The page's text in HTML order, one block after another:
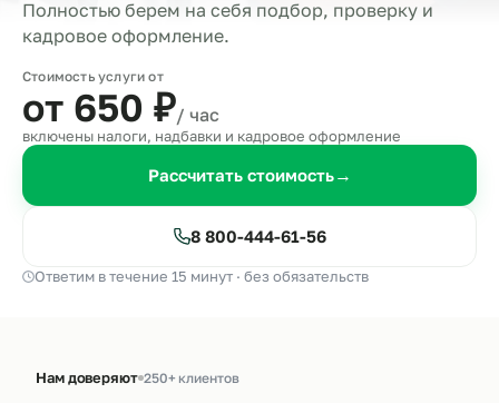
Полностью берем на себя подбор, проверку и
кадровое оформление.
Стоимость услуги от
от 650 ₽/ час
включены налоги, надбавки и кадровое оформление
Рассчитать стоимость→
8 800-444-61-56
Ответим в течение 15 минут · без обязательств
Нам доверяют 250+ клиентов